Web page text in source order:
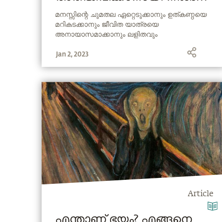
ചെയ്യേണ്ട ഒരു കാര്യം
മനസ്സിന്റെ ചുമതല ഏറ്റെടുക്കാനും ഉത്കണ്ഠയെ
മറികടക്കാനും ജീവിത യാത്രയെ
അനായാസമാക്കാനും ലളിതവും
നമുക്ക് നൽകുന്നു.
Jan 2, 2023
Article